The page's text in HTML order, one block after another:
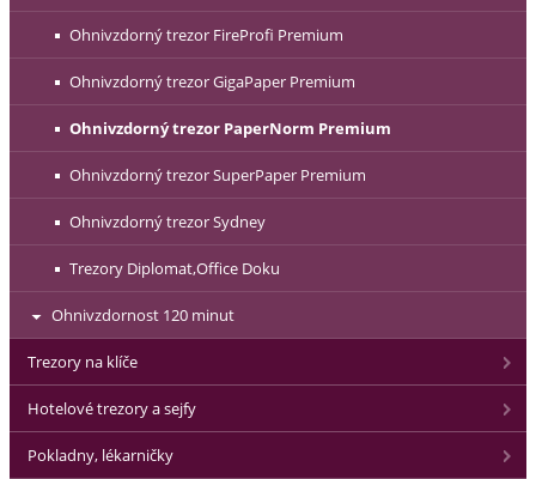
Ohnivzdorný trezor FireProfi Premium
Ohnivzdorný trezor GigaPaper Premium
Ohnivzdorný trezor PaperNorm Premium
Ohnivzdorný trezor SuperPaper Premium
Ohnivzdorný trezor Sydney
Trezory Diplomat,Office Doku
Ohnivzdornost 120 minut
Trezory na klíče
Hotelové trezory a sejfy
Pokladny, lékarničky